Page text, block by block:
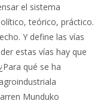
el sistema
teórico, práctico.
Y define las vías
estas vías hay que
qué se ha
Munduko